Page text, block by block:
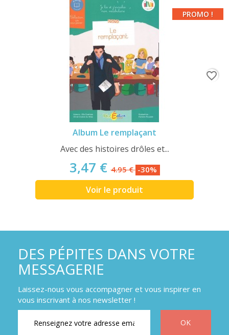
Album Le remplaçant
Avec des histoires drôles et...
3,47 €4.95 € -30%
Voir le produit
PROMO !
favorite_border
DES PÉPITES DANS VOTRE
MESSAGERIE
Laissez-nous vous accompagner et vous inspirer en
vous inscrivant à nos newsletter !